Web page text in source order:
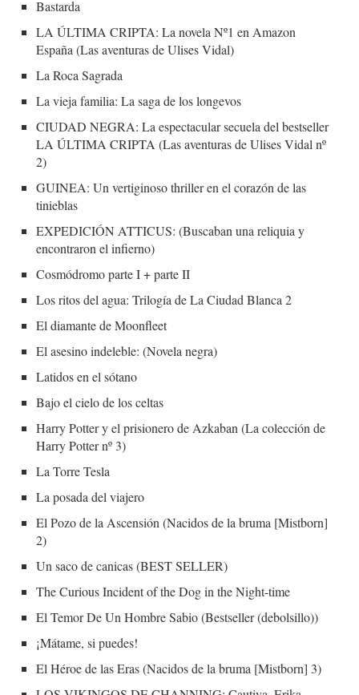
Bastarda
LA ÚLTIMA CRIPTA: La novela Nº1 en Amazon
España (Las aventuras de Ulises Vidal)
La Roca Sagrada
La vieja familia: La saga de los longevos
CIUDAD NEGRA: La espectacular secuela del bestseller
LA ÚLTIMA CRIPTA (Las aventuras de Ulises Vidal nº
2)
GUINEA: Un vertiginoso thriller en el corazón de las
tinieblas
EXPEDICIÓN ATTICUS: (Buscaban una reliquia y
encontraron el infierno)
Cosmódromo parte I + parte II
Los ritos del agua: Trilogía de La Ciudad Blanca 2
El diamante de Moonfleet
El asesino indeleble: (Novela negra)
Latidos en el sótano
Bajo el cielo de los celtas
Harry Potter y el prisionero de Azkaban (La colección de
Harry Potter nº 3)
La Torre Tesla
La posada del viajero
El Pozo de la Ascensión (Nacidos de la bruma [Mistborn]
2)
Un saco de canicas (BEST SELLER)
The Curious Incident of the Dog in the Night-time
El Temor De Un Hombre Sabio (Bestseller (debolsillo))
¡Mátame, si puedes!
El Héroe de las Eras (Nacidos de la bruma [Mistborn] 3)